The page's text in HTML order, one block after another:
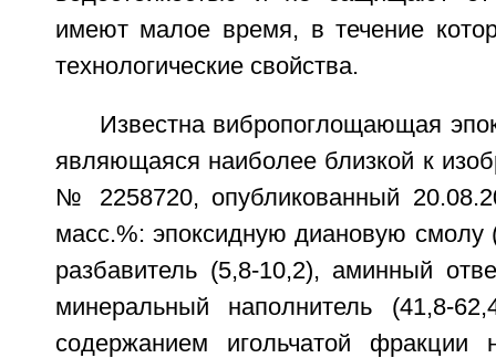
имеют малое время, в течение
технологические свойства.
Известна вибропоглощающая
являющаяся наиболее близкой к
№ 2258720, опубликованный
масс.%: эпоксидную диановую смолу
разбавитель (5,8-10,2), аминный
минеральный наполнитель (41,8-
содержанием игольчатой